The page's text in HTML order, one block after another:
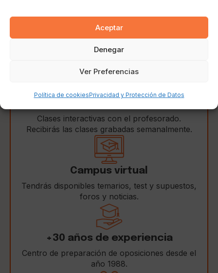
Aceptar
Denegar
Ver Preferencias
Política de cookiesPrivacidad y Protección de Datos
Horarios de clase
Clase online en directo: Jueves (16:30-20:30)
Clases interactivas con el profesorado.
Recibirás las clases grabadas semanalmente.
Campus virtual
Tendrás disponibles temarios, test y supuestos,
foros y noticias.
+30 años de experiencia
Centro de preparación de oposiciones desde el
año 1988.